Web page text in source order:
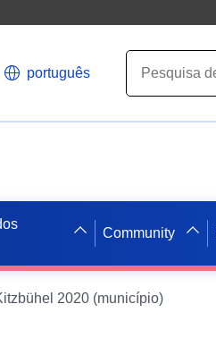
português
Community
2020 (município)